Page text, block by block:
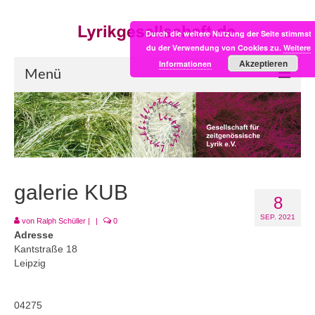
Menü
Start
LYRIK:POST
Einkaufsladen
Empfehlung des Monats
Videos
8
SEP. 2021
galerie KUB
von Ralph Schüller | | 0
Adresse
Kantstraße 18
Leipzig
04275
Durch die weitere Nutzung der Seite stimmst
du der Verwendung von Cookies zu. Weitere
Informationen
Akzeptieren